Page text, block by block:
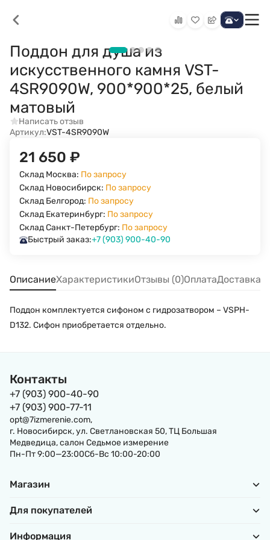
Поддон для душа из
искусственного камня VST-
4SR9090W, 900*900*25, белый
матовый
Написать отзыв
Артикул:VST-4SR9090W
21 650 ₽
Склад Москва: По запросу
Склад Новосибирск: По запросу
Склад Белгород: По запросу
Склад Екатеринбург: По запросу
Склад Санкт-Петербург: По запросу
Быстрый заказ:+7 (903) 900-40-90
ОписаниеХарактеристикиОтзывы (0)ОплатаДоставка
Поддон комплектуется сифоном с гидрозатвором – VSPH-
D132. Сифон приобретается отдельно.
Контакты
+7 (903) 900-40-90
+7 (903) 900-77-11
opt@7izmerenie.com,
г. Новосибирск, ул. Светлановская 50, ТЦ Большая
Медведица, салон Седьмое измерение
Пн-Пт 9:00—23:00Сб-Вс 10:00-20:00
Магазин
Для покупателей
Информация